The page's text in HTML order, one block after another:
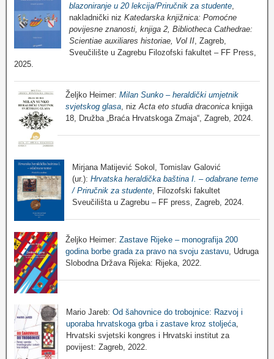
blazoniranje u 20 lekcija/Priručnik za studente,
nakladnički niz Katedarska knjižnica: Pomoćne
povijesne znanosti, knjiga 2, Bibliotheca Cathedrae:
Scientiae auxiliares historiae, Vol II, Zagreb,
Sveučilište u Zagrebu Filozofski fakultet – FF Press,
2025.
Željko Heimer: Milan Sunko – heraldički umjetnik
svjetskog glasa , niz Acta eto studia draconica knjiga
18, Družba „Braća Hrvatskoga Zmaja“, Zagreb, 2024.
Mirjana Matijević Sokol, Tomislav Galović
(ur.): Hrvatska heraldička baština I. – odabrane teme
/ Priručnik za studente, Filozofski fakultet
Sveučilišta u Zagrebu – FF press, Zagreb, 2024.
Željko Heimer: Zastave Rijeke – monografija 200
godina borbe grada za pravo na svoju zastavu, Udruga
Slobodna Država Rijeka: Rijeka, 2022.
Mario Jareb: Od šahovnice do trobojnice: Razvoj i
uporaba hrvatskoga grba i zastave kroz stoljeća,
Hrvatski svjetski kongres i Hrvatski institut za
povijest: Zagreb, 2022.